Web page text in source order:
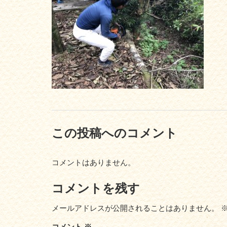
この投稿へのコメント
コメントはありません。
コメントを残す
メールアドレスが公開されることはありません。